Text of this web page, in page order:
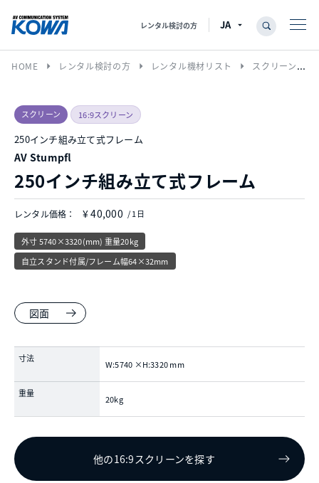
レンタル検討の方
HOME arrow_right レンタル検討の方 arrow_right レンタル機材リスト arrow_right スクリーン
スクリーン 16:9スクリーン
250インチ組み立て式フレーム
AV Stumpfl
250インチ組み立て式フレーム
レンタル価格： ¥ 40,000 / 1日
外寸 5740×3320(mm) 重量20kg
自立スタンド付属/フレーム幅64×32mm
図面
寸法
W:5740 ×H:3320 mm
重量
20kg
他の16:9スクリーンを探す